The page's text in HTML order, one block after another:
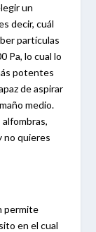
un
decir, cuál
partículas
Pa, lo cual lo
potentes
de aspirar
medio.
no quieres
permite
en el cual